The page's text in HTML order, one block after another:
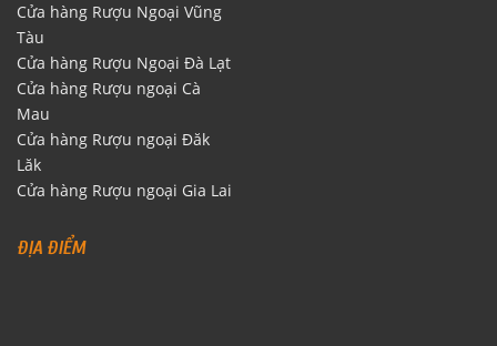
Cửa hàng Rượu Ngoại Vũng
Tàu
Cửa hàng Rượu Ngoại Đà Lạt
Cửa hàng Rượu ngoại Cà
Mau
Cửa hàng Rượu ngoại Đăk
Lăk
Cửa hàng Rượu ngoại Gia Lai
ĐỊA ĐIỂM